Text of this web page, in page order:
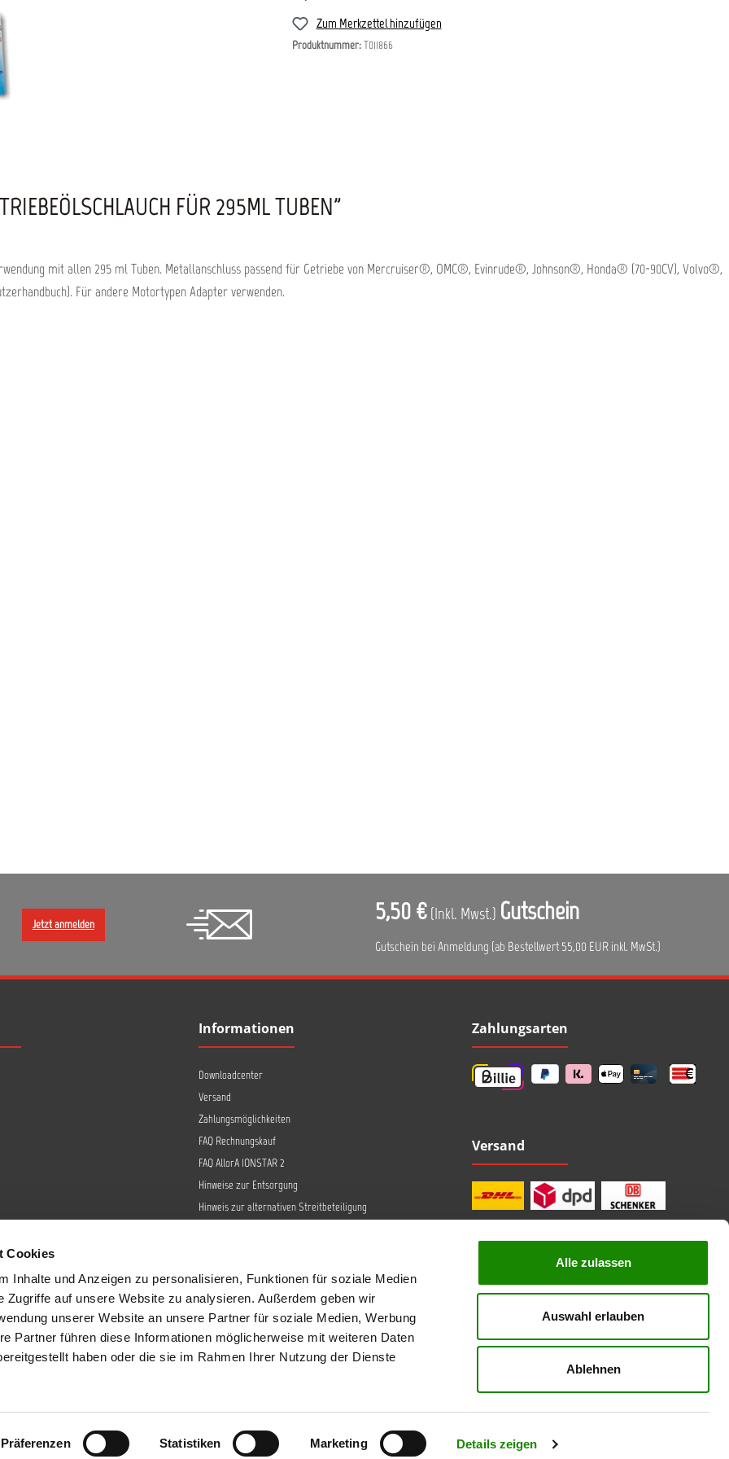
Cookies
Inhalte und Anzeigen zu personalisieren, Funktionen für soziale Medien
Zugriffe auf unsere Website zu analysieren. Außerdem geben wir
unserer Website an unsere Partner für soziale Medien, Werbung
Partner führen diese Informationen möglicherweise mit weiteren Daten
haben oder die sie im Rahmen Ihrer Nutzung der Dienste
Präferenzen Statistiken Marketing Details zeigen
Alle zulassen
Auswahl erlauben
Ablehnen
Zum Merkzettel hinzufügen
Produktnummer:T011866
FÜR 295ML TUBEN"
mit allen 295 ml Tuben. Metallanschluss passend für Getriebe von Mercruiser®, OMC®, Evinrude®, Johnson®, Honda® (70-90CV), Volvo®,
Für andere Motortypen Adapter verwenden.
Jetzt anmelden 5,50 € (Inkl. Mwst.) Gutschein
Gutschein bei Anmeldung (ab Bestellwert 55,00 EUR inkl. MwSt.)
Informationen
Downloadcenter
Versand
Zahlungsmöglichkeiten
FAQ Rechnungskauf
FAQ AllorA IONSTAR 2
Hinweise zur Entsorgung
Hinweis zur alternativen Streitbeteiligung
Barrierefreiheit
Datenschutz
AGB
Impressum
Sendungsverfolgung
Zahlungsarten
Versand
professionelle Beratung
Top Marken
sichere Bezahlung
kostenlose Rücksendung
Mehrwertsteuer zzgl. Versandkostenund ggf. Nachnahmegebühren, wenn nicht anders angegeben.